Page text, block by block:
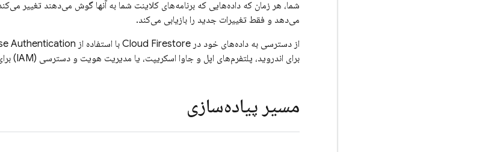
شما، هر زمان که داده‌هایی که برنامه‌های کلاینت شما به آنها گوش می‌دهند تغییر
می‌دهد و فقط تغییرات جدید را بازیابی می‌کند.
از دسترسی به داده‌های خود در Cloud Firestore با استفاده از Authentication
برای اندروید، پلتفرم‌های اپل و جاوا اسکریپت، یا مدیریت هویت و دسترسی (IAM) برای زبان‌های سمت سرور، محافظت کنید.
مسیر پیاده‌سازی